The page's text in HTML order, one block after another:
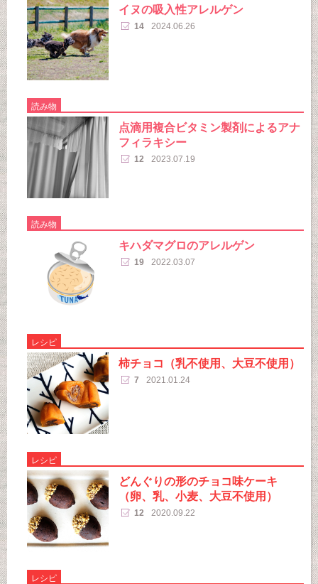
イヌの吸入性アレルゲン
14 2024.06.26
読み物
点滴用複合ビタミン製剤によるアナ
フィラキシー
12 2023.07.19
読み物
キハダマグロのアレルゲン
19 2022.03.07
レシピ
柿チョコ（乳不使用、大豆不使用）
7 2021.01.24
レシピ
どんぐりの形のチョコ味ケーキ
（卵、乳、小麦、大豆不使用）
12 2020.09.22
レシピ